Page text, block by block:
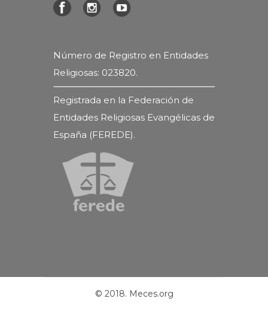
Número de Registro en Entidades
Religiosas: 023820.
Registrada en la Federación de
Entidades Religiosas Evangélicas de
España (FEREDE).
© 2018. Meces.org